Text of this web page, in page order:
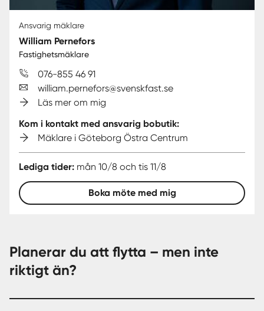
Ansvarig mäklare
William Pernefors
Fastighetsmäklare
076-855 46 91
william.pernefors@svenskfast.se
Läs mer om mig
Kom i kontakt med ansvarig bobutik:
Mäklare i Göteborg Östra Centrum
Lediga tider: mån 10/8 och tis 11/8
Boka möte med mig
Planerar du att flytta – men inte
riktigt än?